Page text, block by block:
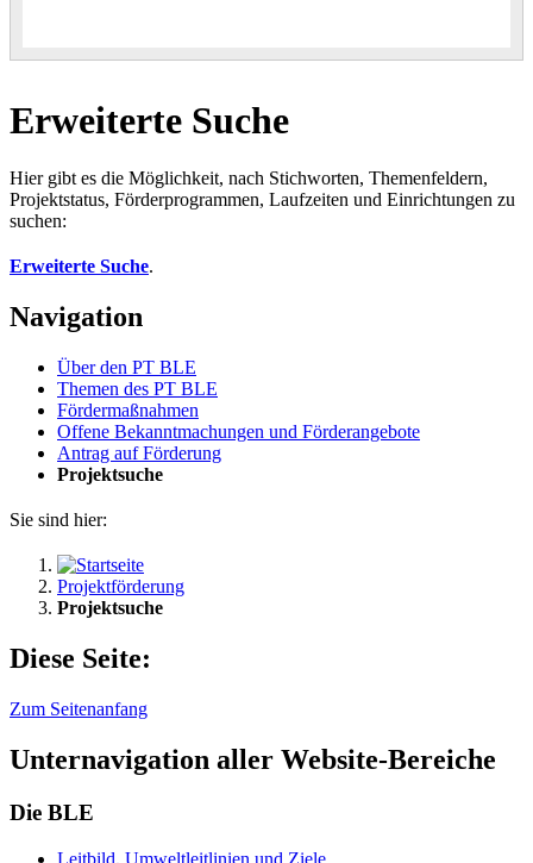
Erweiterte Suche
Hier gibt es die Möglichkeit, nach Stichworten, Themenfeldern,
Projektstatus, Förderprogrammen, Laufzeiten und Einrichtungen zu
suchen:
Erweiterte Suche.
Navigation
Über den PT BLE
The­men des PT BLE
För­der­maß­nah­men
Of­fe­ne Be­kannt­ma­chun­gen und För­der­an­ge­bo­te
An­trag auf För­de­rung
Pro­jekt­su­che
Sie sind hier:
Projektförderung
Projektsuche
Diese Seite:
Zum Seitenanfang
Unternavigation aller Website-Bereiche
Die BLE
Leit­bild, Um­welt­leit­li­ni­en und Zie­le